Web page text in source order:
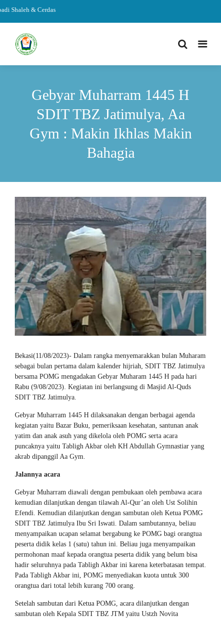
Shaleh & Cerdas
Gebyar Muharram 1445 H
SDIT TBZ Jatimulya, Aa
Gym : Makin Ikhlas Makin
Bahagia
Bekasi(11/08/2023)- Dalam rangka menyemarakkan bulan Muharam
sebagai bulan pertama dalam kalender hijriah, SDIT TBZ Jatimulya
bersama POMG mengadakan Gebyar Muharam 1445 H pada hari
Rabu (9/08/2023). Kegiatan ini berlangsung di Masjid Al-Quds
SDIT TBZ Jatimulya.
Gebyar Muharram 1445 H dilaksanakan dengan berbagai agenda
kegiatan yaitu Bazar Buku, pemeriksaan kesehatan, santunan anak
yatim dan anak asuh yang dikelola oleh POMG serta acara
puncaknya yaitu Tabligh Akbar oleh KH Abdullah Gymnastiar yang
akrab dipanggil Aa Gym.
Jalannya acara
Gebyar Muharram diawali dengan pembukaan oleh pembawa acara
kemudian dilanjutkan dengan tilawah Al-Qur’an oleh Ust Solihin
Efendi. Kemudian dilanjutkan dengan sambutan oleh Ketua POMG
SDIT TBZ Jatimulya Ibu Sri Iswati. Dalam sambutannya, beliau
menyampaikan ucapan selamat bergabung ke POMG bagi orangtua
peserta didik kelas 1 (satu) tahun ini. Beliau juga menyampaikan
permohonan maaf kepada orangtua peserta didik yang belum bisa
hadir seluruhnya pada Tabligh Akbar ini karena keterbatasan tempat.
Pada Tabligh Akbar ini, POMG menyediakan kuota untuk 300
orangtua dari total lebih kurang 700 orang.
Setelah sambutan dari Ketua POMG, acara dilanjutkan dengan
sambutan oleh Kepala SDIT TBZ JTM yaitu Ustzh Novita